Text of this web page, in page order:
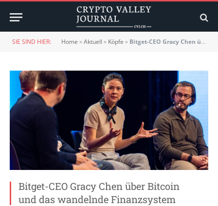
SIE SIND HIER: Home »Aktuell » Köpfe » Bitget-CEO Gracy Chen über Bitcoin und das wandelnde Finanzsystem
Bitget-CEO Gracy Chen über Bitcoin
und das wandelnde Finanzsystem